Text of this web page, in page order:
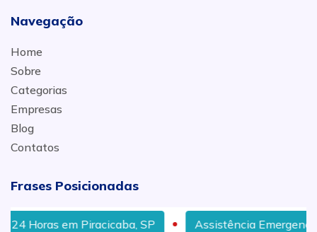
Navegação
Home
Sobre
Categorias
Empresas
Blog
Contatos
Frases Posicionadas
em Piracicaba, SP Assistência Emergencial